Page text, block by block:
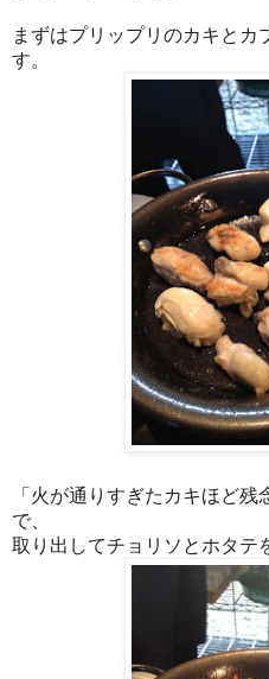
まずはプリップリのカキとカ
す。
「火が通りすぎたカキほど
で、
取り出してチョリソとホタテ